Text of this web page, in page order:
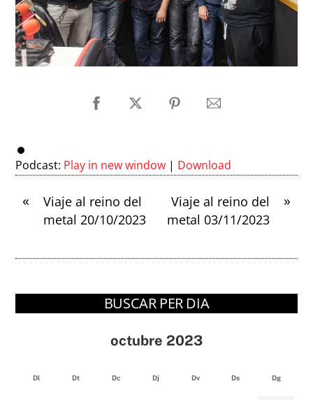
Podcast: Play in new window | Download
«
Viaje al reino del
metal 20/10/2023
»
Viaje al reino del
metal 03/11/2023
BUSCAR PER DIA
octubre 2023
Dl Dt Dc Dj Dv Ds Dg